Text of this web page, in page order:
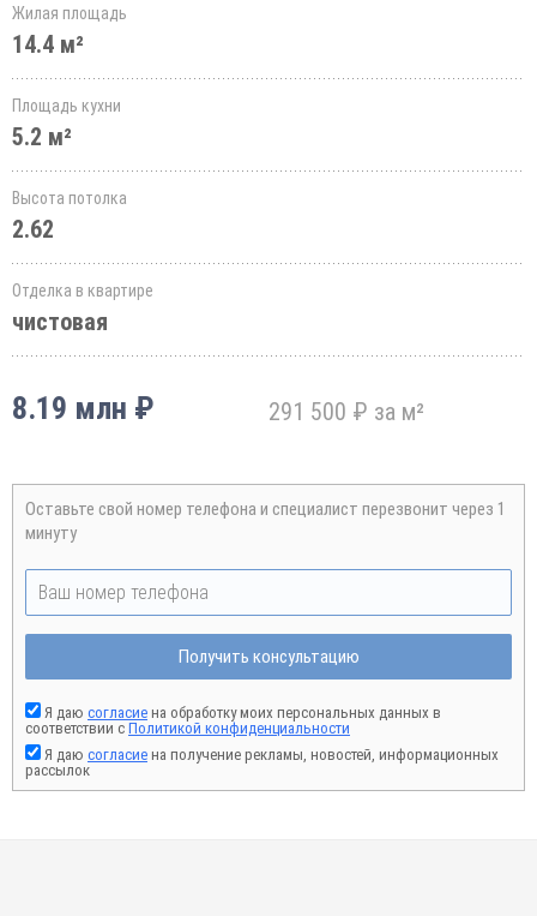
Жилая площадь
14.4 м²
Площадь кухни
5.2 м²
Высота потолка
2.62
Отделка в квартире
чистовая
8.19 млн ₽ 291 500 ₽ за м²
Оставьте свой номер телефона и специалист перезвонит через 1
минуту
Получить консультацию
Я даю согласие на обработку моих персональных данных в
соответствии с Политикой конфиденциальности
Я даю согласие на получение рекламы, новостей, информационных
рассылок